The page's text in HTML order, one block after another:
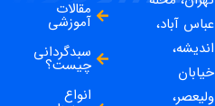
عباس آباد،
اندیشه،
خیابان
ولیعصر،
مقالات
آموزشی
سبدگردانی
چیست؟
انواع